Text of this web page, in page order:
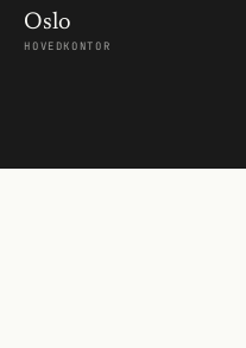
Oslo
HOVEDKONTOR